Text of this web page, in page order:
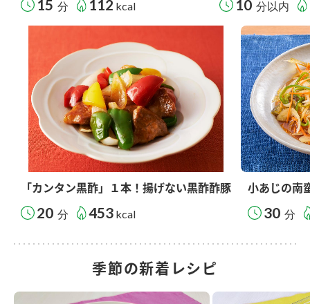
15 分 112 kcal 10 分以内
「カンタン黒酢」１本！揚げない黒酢酢豚
20 分 453 kcal
小あじの南
30 分
季節の新着レシピ